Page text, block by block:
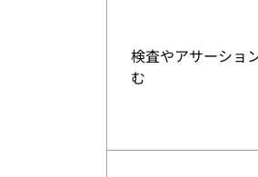
検査やアサーショ
む